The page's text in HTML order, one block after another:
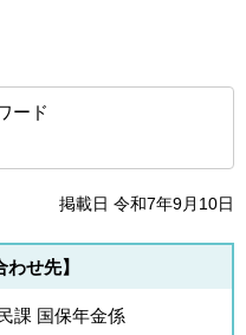
ード
掲載日 令和7年9月10日
せ先】
課 国保年金係